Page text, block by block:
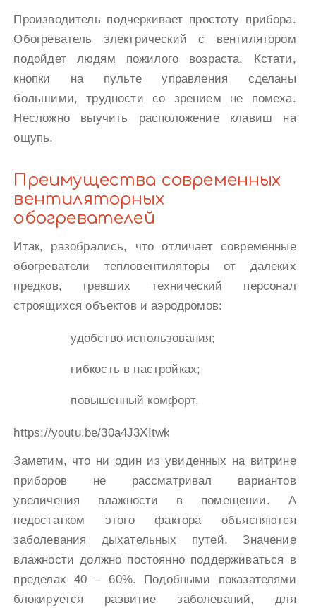
Производитель подчеркивает простоту прибора.
Обогреватель электрический с вентилятором
подойдет людям пожилого возраста. Кстати,
кнопки на пульте управления сделаны
большими, трудности со зрением не помеха.
Несложно выучить расположение клавиш на
ощупь.
Преимущества современных
вентиляторных
обогревателей
Итак, разобрались, что отличает современные
обогреватели тепловентиляторы от далеких
предков, гревших технический персонал
строящихся объектов и аэродромов:
удобство использования;
гибкость в настройках;
повышенный комфорт.
https://youtu.be/30a4J3XItwk
Заметим, что ни один из увиденных на витрине
приборов не рассматривал вариантов
увеличения влажности в помещении. А
недостатком этого фактора объясняются
заболевания дыхательных путей. Значение
влажности должно постоянно поддерживаться в
пределах 40 – 60%. Подобными показателями
блокируется развитие заболеваний, для